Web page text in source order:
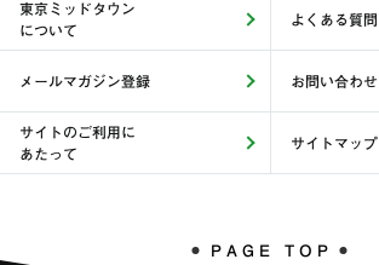
東京ミッドタウン
について
よくある質問
メールマガジン登録 お問い合わせ
サイトのご利用に
あたって
サイトマップ
PAGE TOP